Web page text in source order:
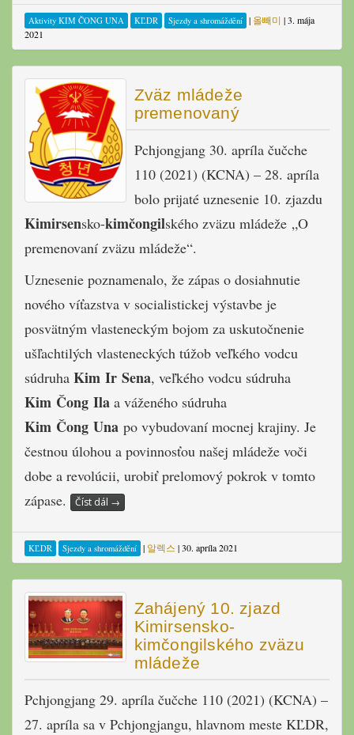
Aktivity KIM ČONG UNA KĽDR Sjezdy a shromáždění | 올빼미 |3. mája
2021
Zväz mládeže
premenovaný
Pchjongjang 30. apríla čučche
110 (2021) (KCNA) – 28. apríla
bolo prijaté uznesenie 10. zjazdu
Kimirsensko-kimčongilského zväzu mládeže „O
premenovaní zväzu mládeže“.
Uznesenie poznamenalo, že zápas o dosiahnutie
nového víťazstva v socialistickej výstavbe je
posvätným vlasteneckým bojom za uskutočnenie
ušľachtilých vlasteneckých túžob veľkého vodcu
súdruha Kim Ir Sena, veľkého vodcu súdruha
Kim Čong Ila a váženého súdruha
Kim Čong Una po vybudovaní mocnej krajiny. Je
čestnou úlohou a povinnosťou našej mládeže voči
dobe a revolúcii, urobiť prelomový pokrok v tomto
zápase.
Číst dál →
KĽDR Sjezdy a shromáždění | 알렉스 |30. apríla 2021
Zahájený 10. zjazd
Kimirsensko-
kimčongilského zväzu
mládeže
Pchjongjang 29. apríla čučche 110 (2021) (KCNA) –
27. apríla sa v Pchjongjangu, hlavnom meste KĽDR,